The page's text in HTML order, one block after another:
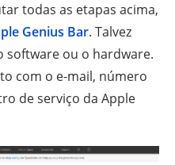
todas as etapas acima,
Genius Bar. Talvez
software ou o hardware.
com o e-mail, número
de serviço da Apple